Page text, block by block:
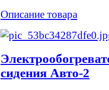
Описание товара
сидения Авто-2